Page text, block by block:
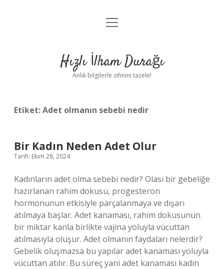
Anasayfa
Yasal Uyarı
menüyü
Hızlı İlham Durağı
Anlık bilgilerle zihnini tazele!
Etiket:Adet olmanın sebebi nedir
Bir Kadın Neden Adet Olur
Tarih: Ekim 28, 2024
Kadınların adet olma sebebi nedir? Olası bir gebeliğe
hazırlanan rahim dokusu, progesteron
hormonunun etkisiyle parçalanmaya ve dışarı
atılmaya başlar. Adet kanaması, rahim dokusunun
bir miktar kanla birlikte vajina yoluyla vücuttan
atılmasıyla oluşur. Adet olmanın faydaları nelerdir?
Gebelik oluşmazsa bu yapılar adet kanaması yoluyla
vücuttan atılır. Bu süreç yani adet kanaması kadın